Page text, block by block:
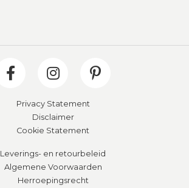
Privacy Statement
Disclaimer
Cookie Statement
Leverings- en retourbeleid
Algemene Voorwaarden
Herroepingsrecht